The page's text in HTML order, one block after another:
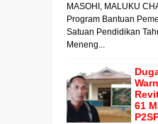
MASOHI, MALUKU
Program Bantuan
Satuan Pendidikan
Meneng...
61